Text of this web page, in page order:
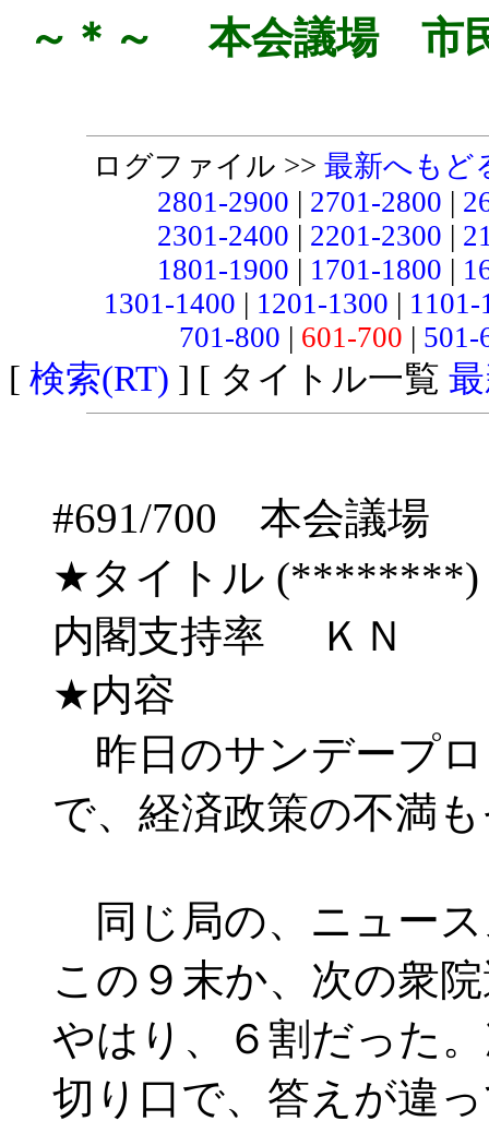
～＊～ 本会議場 市
ログファイル >> 最新へもど
2801-2900 | 2701-2800 |
2301-2400 | 2201-2300 |
1801-1900 | 1701-1800 |
1301-1400 | 1201-1300 |
701-800 | 601-700 |
[ 検索(RT) ] [ タイトル一覧
#691/700 本会議場
★タイトル (********)
内閣支持率 ＫＮ
★内容
昨日のサンデープロ
で、経済政策の不満
同じ局の、ニュー
この９末か、次の衆
やはり、６割だった
切り口で、答えが違